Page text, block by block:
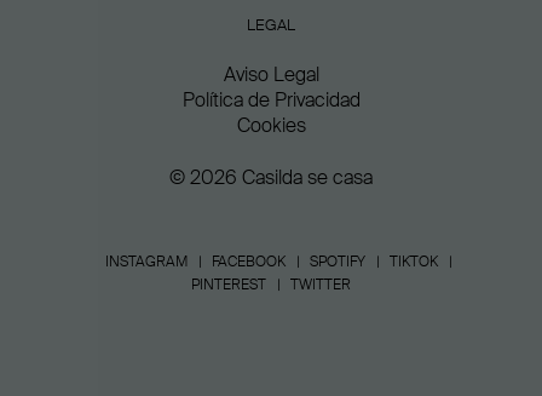
LEGAL
Aviso Legal
Política de Privacidad
Cookies
© 2026 Casilda se casa
INSTAGRAM FACEBOOK SPOTIFY
TIKTOK
PINTEREST
TWITTER